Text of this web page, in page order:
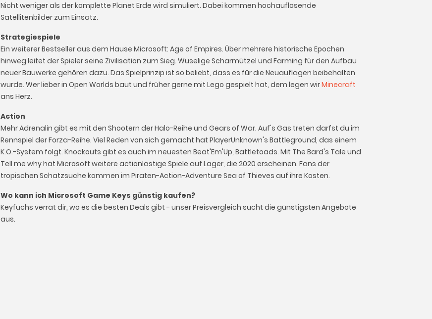
Nicht weniger als der komplette Planet Erde wird simuliert. Dabei kommen hochauflösende
Satellitenbilder zum Einsatz.
Strategiespiele
Ein weiterer Bestseller aus dem Hause Microsoft: Age of Empires. Über mehrere historische Epochen
hinweg leitet der Spieler seine Zivilisation zum Sieg. Wuselige Scharmützel und Farming für den Aufbau
neuer Bauwerke gehören dazu. Das Spielprinzip ist so beliebt, dass es für die Neuauflagen beibehalten
wurde. Wer lieber in Open Worlds baut und früher gerne mit Lego gespielt hat, dem legen wirMinecraft
ans Herz.
Action
Mehr Adrenalin gibt es mit den Shootern der Halo-Reihe und Gears of War. Auf's Gas treten darfst du im
Rennspiel der Forza-Reihe. Viel Reden von sich gemacht hat PlayerUnknown's Battleground, das einem
K.O.-System folgt. Knockouts gibt es auch im neuesten Beat'Em'Up, Battletoads. Mit The Bard's Tale und
Tell me why hat Microsoft weitere actionlastige Spiele auf Lager, die 2020 erscheinen. Fans der
tropischen Schatzsuche kommen im Piraten-Action-Adventure Sea of Thieves auf ihre Kosten.
Wo kann ich Microsoft Game Keys günstig kaufen?
Keyfuchs verrät dir, wo es die besten Deals gibt - unser Preisvergleich sucht die günstigsten Angebote
aus.